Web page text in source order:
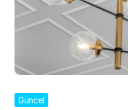
Güncel